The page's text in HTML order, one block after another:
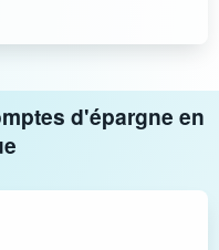
d'épargne en